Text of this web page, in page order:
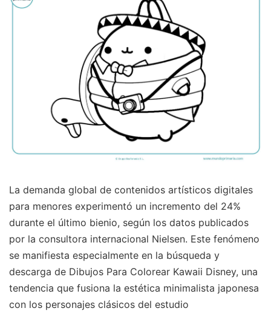
La demanda global de contenidos artísticos digitales
para menores experimentó un incremento del 24%
durante el último bienio, según los datos publicados
por la consultora internacional Nielsen. Este fenómeno
se manifiesta especialmente en la búsqueda y
descarga de Dibujos Para Colorear Kawaii Disney, una
tendencia que fusiona la estética minimalista japonesa
con los personajes clásicos del estudio